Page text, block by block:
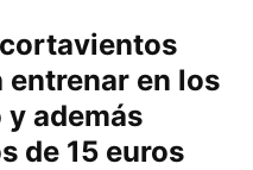
entrenar en los
además
de 15 euros